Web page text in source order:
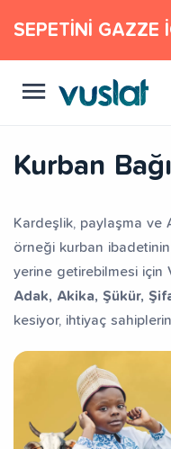
SEPETİNİ GAZZE
Kurban
Kardeşlik, paylaşma ve
örneği kurban
yerine getirebilmesi için
Adak, Akika, Şükür,
kesiyor, ihtiyaç